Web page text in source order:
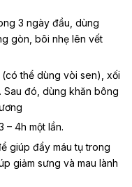
3 ngày đầu, dùng
gòn, bôi nhẹ lên vết
thể dùng vòi sen), xối
Sau đó, dùng khăn bông
– 4h một lần.
giúp đẩy máu tụ trong
giảm sưng và mau lành